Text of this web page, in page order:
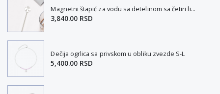
Magnetni štapić za vodu sa detelinom sa četiri lista
3,840.00 RSD
Dečija ogrlica sa privskom u obliku zvezde S-L
5,400.00 RSD